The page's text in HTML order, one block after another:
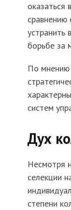
устранить
борьбе за
По
систем
Дух
Несмотря
селекции
степени